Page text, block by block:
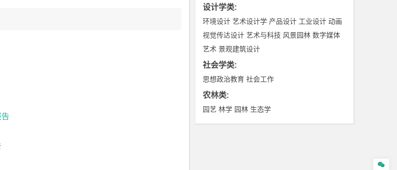
设计学类:
环境设计 艺术设计学 产品设计 工业设计 动画
视觉传达设计 艺术与科技 风景园林 数字媒体
艺术 景观建筑设计
社会学类:
思想政治教育 社会工作
农林类:
园艺 林学 园林 生态学
